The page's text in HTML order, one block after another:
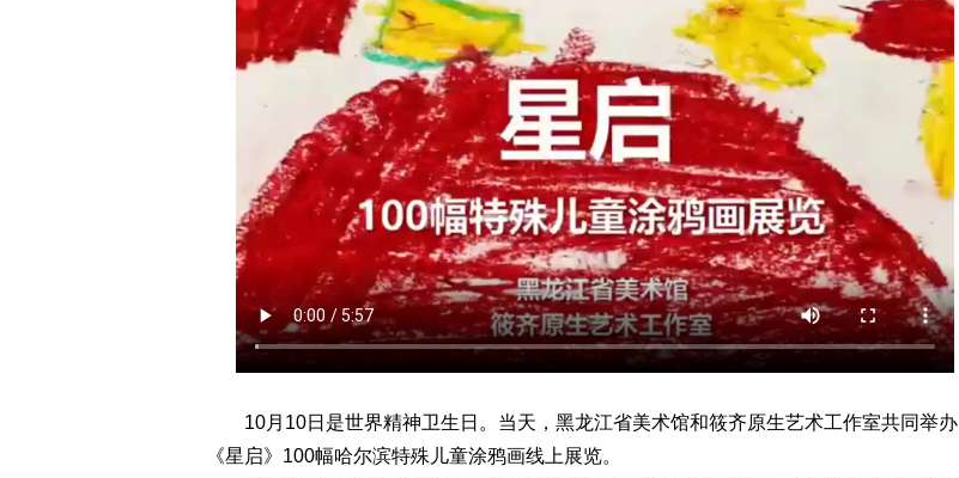
10月10日是世界精神卫生日。当天，黑龙江省美术馆和筱齐原生艺术工作室共同举办
《星启》100幅哈尔滨特殊儿童涂鸦画线上展览。